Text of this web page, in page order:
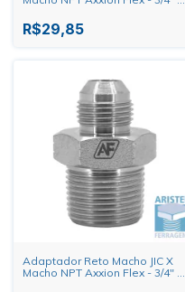
R$29,85
Adaptador Reto Macho JIC X
Macho NPT Axxion Flex - 3/4" X